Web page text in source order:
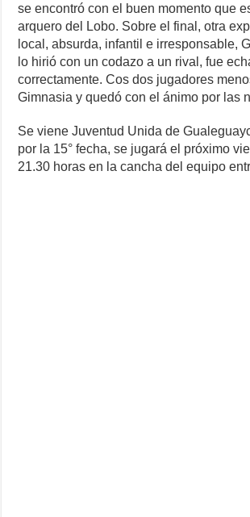
se encontró con el buen momento que
arquero del Lobo. Sobre el final, otra
local, absurda, infantil e irresponsable,
lo hirió con un codazo a un rival, fue
correctamente. Cos dos jugadores
Gimnasia y quedó con el ánimo por las
Se viene Juventud Unida de
por la 15° fecha, se jugará el próximo
21.30 horas en la cancha del equipo